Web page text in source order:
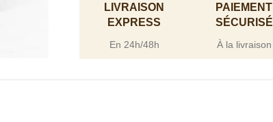
LIVRAISON
EXPRESS
En 24h/48h
PAIEMENT
SÉCURISÉ
À la livraison